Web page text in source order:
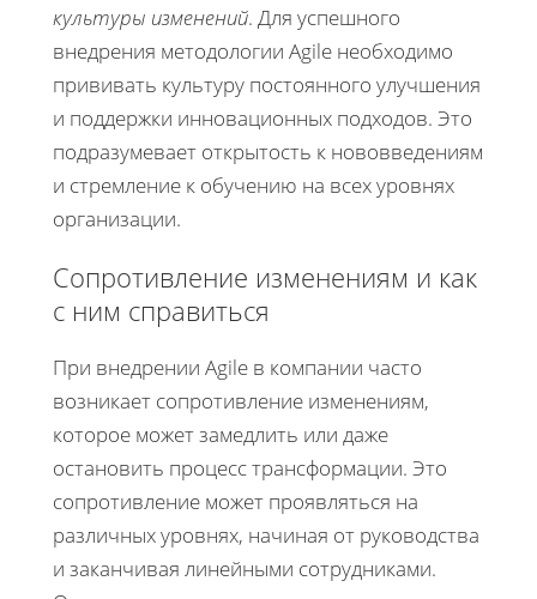
культуры изменений. Для успешного
внедрения методологии Agile необходимо
прививать культуру постоянного улучшения
и поддержки инновационных подходов. Это
подразумевает открытость к нововведениям
и стремление к обучению на всех уровнях
организации.
Сопротивление изменениям и как
с ним справиться
При внедрении Agile в компании часто
возникает сопротивление изменениям,
которое может замедлить или даже
остановить процесс трансформации. Это
сопротивление может проявляться на
различных уровнях, начиная от руководства
и заканчивая линейными сотрудниками.